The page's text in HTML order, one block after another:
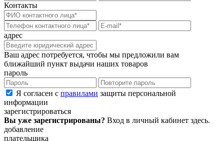
Контакты
адрес
Ваш адрес потребуется, чтобы мы предложили вам
ближайший пункт выдачи наших товаров
пароль
Я согласен с правилами защиты персональной
информации
зарегистрироваться
Вы уже зарегистрированы? Вход в личный кабинет здесь.
добавление
плательщика